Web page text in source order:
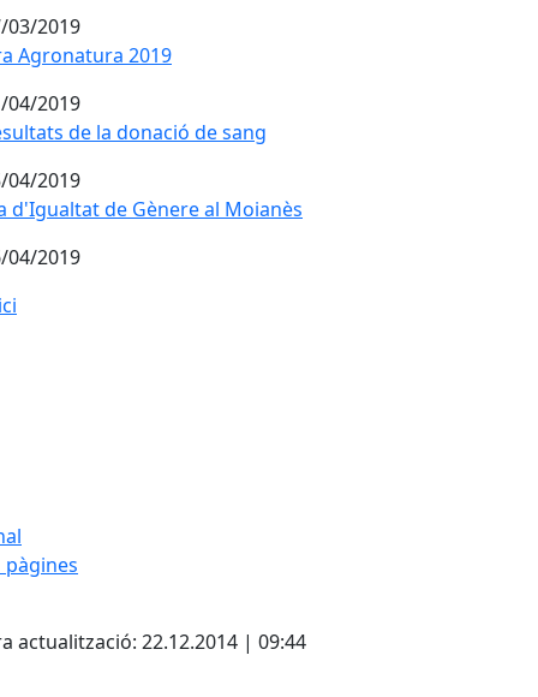
03/2019
Agronatura 2019
Agronatura 2019
04/2019
de la donació de sang
de la donació de sang
04/2019
d'Igualtat de Gènere al Moianès
d'Igualtat de Gènere al Moianès
04/2019
pàgines
actualització: 22.12.2014 | 09:44